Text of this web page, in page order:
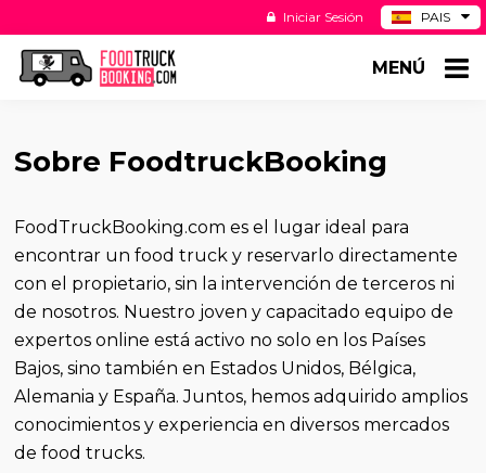
PAIS
DE
Iniciar Sesión
MENÚ
Sobre FoodtruckBooking
FoodTruckBooking.com es el lugar ideal para
encontrar un food truck y reservarlo directamente
con el propietario, sin la intervención de terceros ni
de nosotros. Nuestro joven y capacitado equipo de
expertos online está activo no solo en los Países
Bajos, sino también en Estados Unidos, Bélgica,
Alemania y España. Juntos, hemos adquirido amplios
conocimientos y experiencia en diversos mercados
de food trucks.